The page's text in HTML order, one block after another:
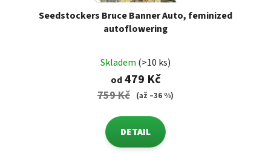
Seedstockers Bruce Banner Auto, feminized
autoflowering
Skladem (>10 ks)
od479 Kč
759 Kč (až –36 %)
DETAIL